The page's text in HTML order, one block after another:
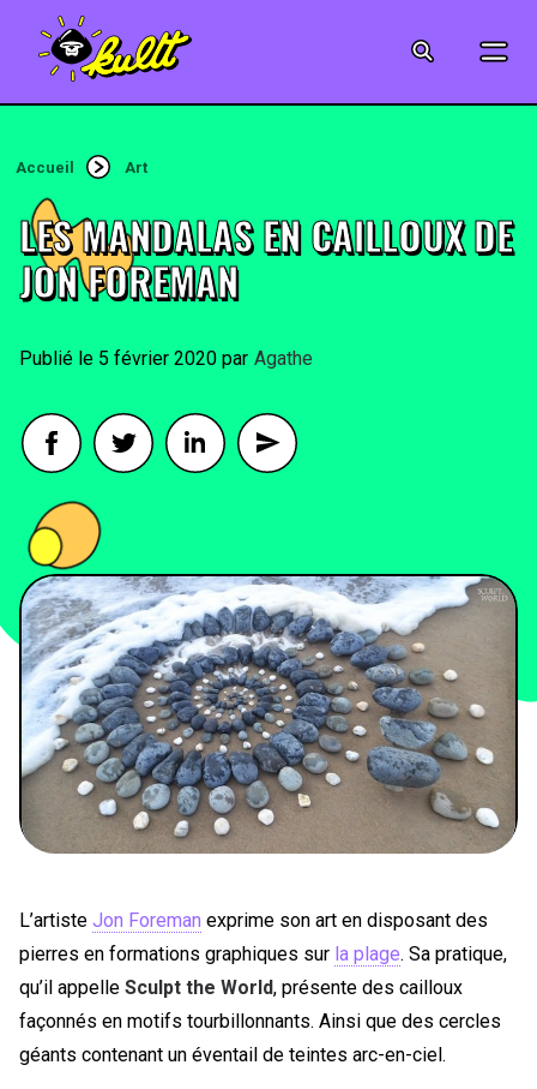
MUSIQUE
JEUX-VIDÉO
PEOPLE
FOOD
BONS PLANS
SOUTENEZ KULTT
Accueil Art
LES MANDALAS EN CAILLOUX DE
JON FOREMAN
5 février 2020 By Agathe
L’artiste Jon Foreman exprime son art en disposant des
pierres en formations graphiques sur la plage. Sa pratique,
qu’il appelle Sculpt the World, présente des cailloux
façonnés en motifs tourbillonnants. Ainsi que des cercles
géants contenant un éventail de teintes arc-en-ciel.